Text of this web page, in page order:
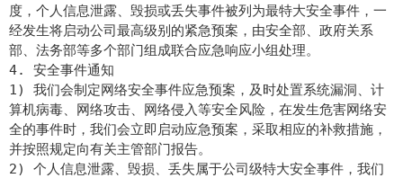
度，个人信息泄露、毁损或丢失事件被列为最特大安全事件，一
经发生将启动公司最高级别的紧急预案，由安全部、政府关系
部、法务部等多个部门组成联合应急响应小组处理。
4. 安全事件通知
1) 我们会制定网络安全事件应急预案，及时处置系统漏洞、计
算机病毒、网络攻击、网络侵入等安全风险，在发生危害网络安
全的事件时，我们会立即启动应急预案，采取相应的补救措施，
并按照规定向有关主管部门报告。
2) 个人信息泄露、毁损、丢失属于公司级特大安全事件，我们